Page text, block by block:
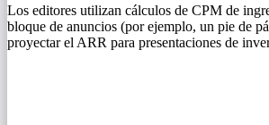
Los editores utilizan cálculos de CPM de
bloque de anuncios (por ejemplo, un pie de
proyectar el ARR para presentaciones de